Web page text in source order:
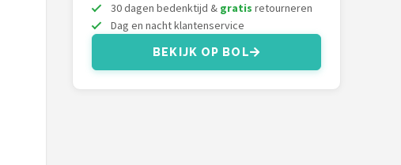
30 dagen bedenktijd & gratis retourneren
Dag en nacht klantenservice
BEKIJK OP BOL